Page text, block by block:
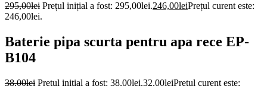
295,00lei Prețul inițial a fost: 295,00lei.246,00leiPrețul curent este:
246,00lei.
Baterie pipa scurta pentru apa rece EP-
B104
38,00lei Prețul inițial a fost: 38,00lei.32,00leiPrețul curent este: